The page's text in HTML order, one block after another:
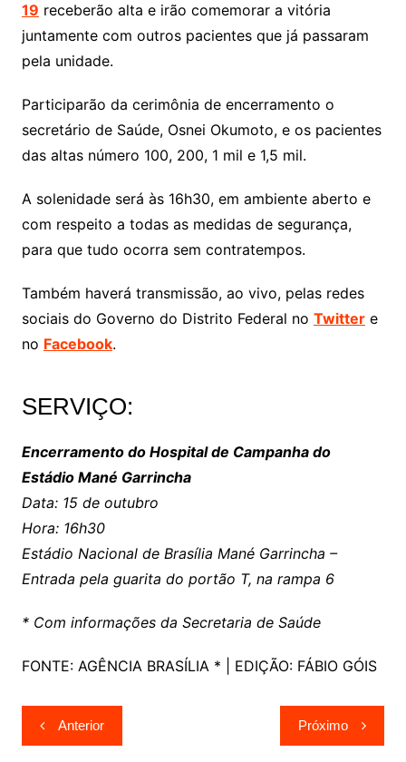
19 receberão alta e irão comemorar a vitória
juntamente com outros pacientes que já passaram
pela unidade.
Participarão da cerimônia de encerramento o
secretário de Saúde, Osnei Okumoto, e os pacientes
das altas número 100, 200, 1 mil e 1,5 mil.
A solenidade será às 16h30, em ambiente aberto e
com respeito a todas as medidas de segurança,
para que tudo ocorra sem contratempos.
Também haverá transmissão, ao vivo, pelas redes
sociais do Governo do Distrito Federal no Twittere
no Facebook.
SERVIÇO:
Encerramento do Hospital de Campanha do
Estádio Mané Garrincha
Data: 15 de outubro
Hora: 16h30
Estádio Nacional de Brasília Mané Garrincha –
Entrada pela guarita do portão T, na rampa 6
* Com informações da Secretaria de Saúde
FONTE: AGÊNCIA BRASÍLIA * | EDIÇÃO: FÁBIO GÓIS
Navegação
de
Anterior Próximo